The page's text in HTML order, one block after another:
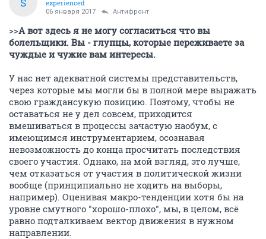
experienced
06 января 2017 Антифронт
>>А вот здесь я не могу согласиться что вы
болельщики. Вы - глупцы, которые переживаете за
чуждые и чужие вам интересы.
У нас нет адекватной системы представительств,
через которые мы могли бы в полной мере выражать
свою граждансукую позицию. Поэтому, чтобы не
оставаться не у дел совсем, приходится
вмешиваться в процессы зачастую наобум, с
имеющимся инструментарием, осознавая
невозможность до конца просчитать последствия
своего участия. Однако, на мой взгляд, это лучше,
чем отказаться от участия в политической жизни
вообще (принципиально не ходить на выборы,
например). Оценивая макро-тенденции хотя бы на
уровне смутного "хорошо-плохо", мы, в целом, всё
равно подталкиваем вектор движения в нужном
направлении.